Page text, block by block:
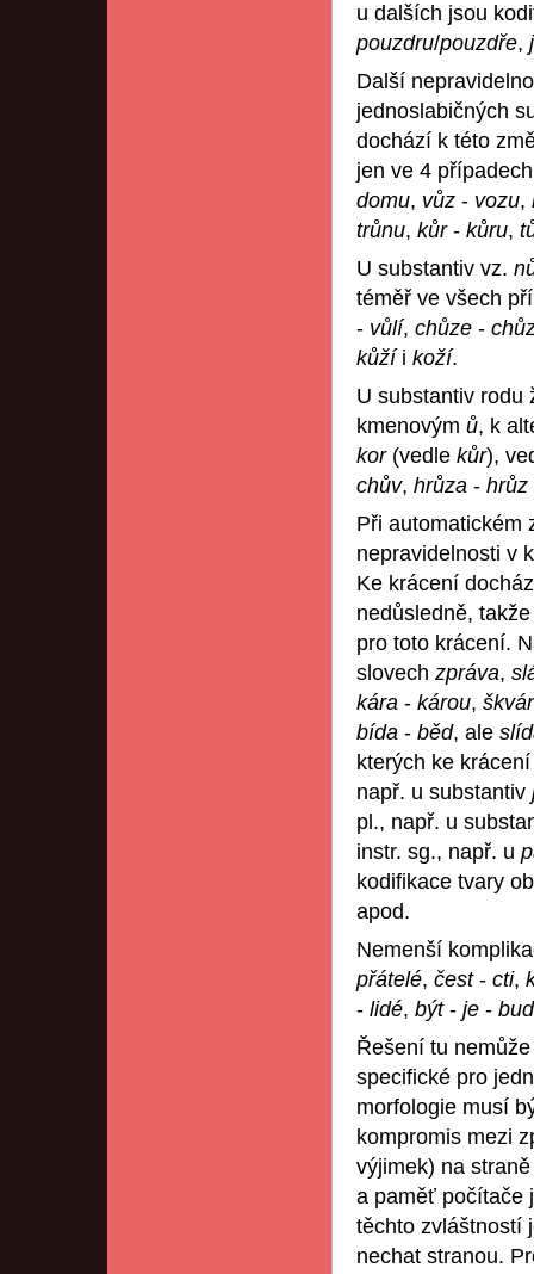
u dalších jsou
pouzdru/pouzdře,
Další
jednoslabičných
dochází k této
jen ve 4
domu, vůz - vozu,
trůnu, kůr - kůru,
U substantiv vz.
téměř ve všech
- vůlí, chůze -
kůží i koží.
U substantiv
kmenovým ů, k
kor (vedle kůr),
chův, hrůza - hrůz
Při automatickém
nepravidelnosti v
Ke krácení
nedůsledně,
pro toto krácení.
slovech zpráva,
kára - károu,
bída - běd, ale
kterých ke
např. u substantiv
pl., např. u
instr. sg., např. u
kodifikace tvary
apod.
Nemenší
přátelé, čest - cti,
- lidé, být - je -
Řešení tu
specifické pro
morfologie musí
kompromis mezi
výjimek) na
a paměť počítače
těchto zvláštností
nechat stranou.